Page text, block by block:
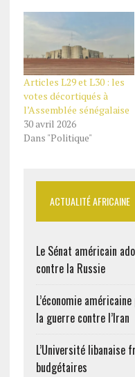
Articles L29 et L30 : les
votes décortiqués à
l’Assemblée sénégalaise
30 avril 2026
Dans "Politique"
ACTUALITÉ AFRICAINE
Le Sénat américain
contre la Russie
L’économie
la guerre contre l’Iran
L’Université libanaise
budgétaires